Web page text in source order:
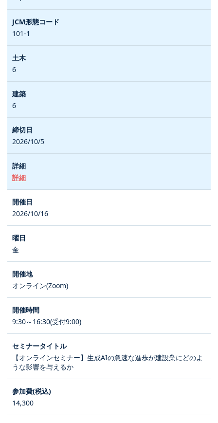
101-1
6
6
2026/10/5
詳細
2026/10/16
金
オンライン(Zoom)
9:30～16:30(受付9:00)
【オンラインセミナー】生成AIの急速な進歩が建設業にどのよ
うな影響を与えるか
14,300